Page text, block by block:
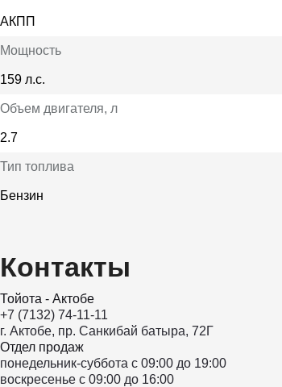
АКПП
Мощность
159 л.с.
Объем двигателя, л
2.7
Тип топлива
Бензин
Контакты
Тойота - Актобе
+7 (7132) 74-11-11
г. Актобе, пр. Санкибай батыра, 72Г
Отдел продаж
понедельник-суббота с 09:00 до 19:00
воскресенье с 09:00 до 16:00